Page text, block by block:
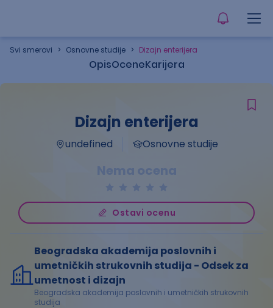
Svi smerovi > Osnovne studije > Dizajn enterijera
OpisOceneKarijera
Dizajn enterijera
undefined Osnovne studije
Nema ocena
Ostavi ocenu
Beogradska akademija poslovnih i
umetničkih strukovnih studija - Odsek za
umetnost i dizajn
Beogradska akademija poslovnih i umetničkih strukovnih
studija